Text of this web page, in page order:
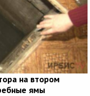
на втором
ямы